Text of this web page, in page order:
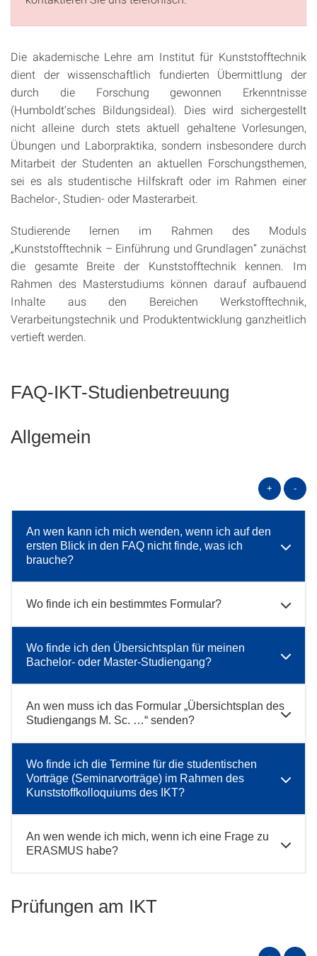
Die akademische Lehre am Institut für Kunststofftechnik
dient der wissenschaftlich fundierten Übermittlung der
durch die Forschung gewonnen Erkenntnisse
(Humboldt‘sches Bildungsideal). Dies wird sichergestellt
nicht alleine durch stets aktuell gehaltene Vorlesungen,
Übungen und Laborpraktika, sondern insbesondere durch
Mitarbeit der Studenten an aktuellen Forschungsthemen,
sei es als studentische Hilfskraft oder im Rahmen einer
Bachelor-, Studien- oder Masterarbeit.
Studierende lernen im Rahmen des Moduls
„Kunststofftechnik – Einführung und Grundlagen“ zunächst
die gesamte Breite der Kunststofftechnik kennen. Im
Rahmen des Masterstudiums können darauf aufbauend
Inhalte aus den Bereichen Werkstofftechnik,
Verarbeitungstechnik und Produktentwicklung ganzheitlich
vertieft werden.
FAQ-IKT-Studienbetreuung
Allgemein
+ -
An wen kann ich mich wenden, wenn ich auf den
ersten Blick in den FAQ nicht finde, was ich
brauche?
Wo finde ich ein bestimmtes Formular?
Wo finde ich den Übersichtsplan für meinen
Bachelor- oder Master-Studiengang?
An wen muss ich das Formular „Übersichtsplan des
Studiengangs M. Sc. …“ senden?
Wo finde ich die Termine für die studentischen
Vorträge (Seminarvorträge) im Rahmen des
Kunststoffkolloquiums des IKT?
An wen wende ich mich, wenn ich eine Frage zu
ERASMUS habe?
Prüfungen am IKT